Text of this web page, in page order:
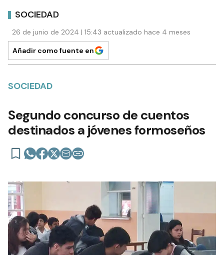
SOCIEDAD
26 de junio de 2024 | 15:43 actualizado hace 4 meses
Añadir como fuente en
SOCIEDAD
Segundo concurso de cuentos
destinados a jóvenes formoseños